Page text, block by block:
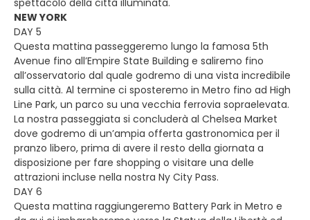
NEW YORK
DAY 5
Questa mattina passeggeremo lungo la famosa 5th
Avenue fino all’Empire State Building e saliremo fino
all’osservatorio dal quale godremo di una vista incredibile
sulla città. Al termine ci sposteremo in Metro fino ad High
Line Park, un parco su una vecchia ferrovia sopraelevata.
La nostra passeggiata si concluderà al Chelsea Market
dove godremo di un’ampia offerta gastronomica per il
pranzo libero, prima di avere il resto della giornata a
disposizione per fare shopping o visitare una delle
attrazioni incluse nella nostra Ny City Pass.
DAY 6
Questa mattina raggiungeremo Battery Park in Metro e